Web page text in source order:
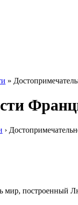
»
›
мир, построенный